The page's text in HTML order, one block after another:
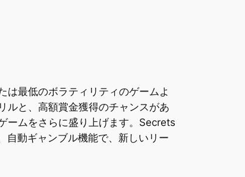
は最低のボラティリティのゲームよ
ルと、高額賞金獲得のチャンスがあ
ームをさらに盛り上げます。Secrets
自動ギャンブル機能で、新しいリー